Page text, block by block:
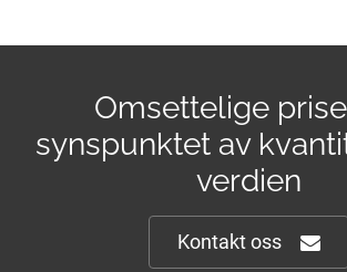
Omsettelige
synspunktet av
verdien
Kontakt oss